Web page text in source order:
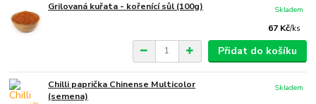
Grilovaná kuřata - kořenící sůl (100g)
67 Kč/ks
Skladem
Přidat do košíku
Chilli paprička Chinense Multicolor
(semena)
Skladem